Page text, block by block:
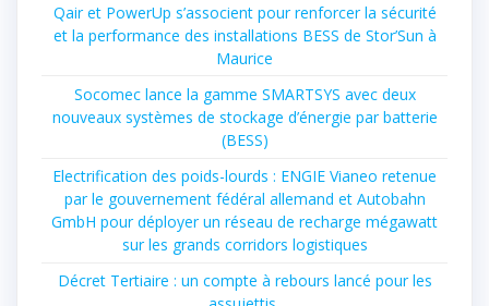
Qair et PowerUp s’associent pour renforcer la sécurité
et la performance des installations BESS de Stor’Sun à
Maurice
Socomec lance la gamme SMARTSYS avec deux
nouveaux systèmes de stockage d’énergie par batterie
(BESS)
Electrification des poids-lourds : ENGIE Vianeo retenue
par le gouvernement fédéral allemand et Autobahn
GmbH pour déployer un réseau de recharge mégawatt
sur les grands corridors logistiques
Décret Tertiaire : un compte à rebours lancé pour les